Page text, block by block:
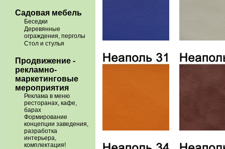
Садовая мебель
Беседки
Деревянные
ограждения, перголы
Стол и стулья
Продвижение -
рекламно-
маркетинговые
мероприятия
Реклама в меню
ресторанах, кафе,
барах
Формирование
концепции заведения,
разработка
интерьера,
комплектация!